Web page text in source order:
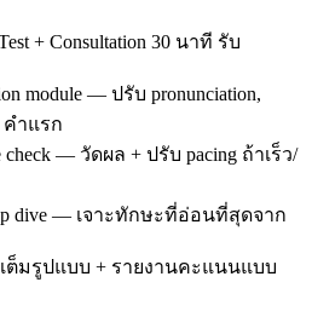
+ Consultation 30 นาที รับ
module — ปรับ pronunciation,
คำแรก
check — วัดผล + ปรับ pacing ถ้าเร็ว/
dive — เจาะทักษะที่อ่อนที่สุดจาก
เต็มรูปแบบ + รายงานคะแนนแบบ